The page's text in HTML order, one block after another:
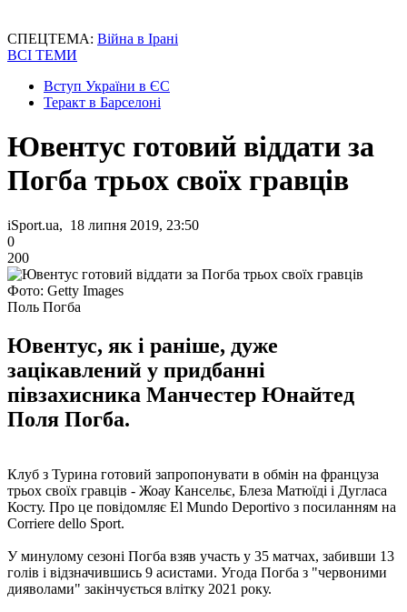
СПЕЦТЕМА: Війна в Ірані
ВСІ ТЕМИ
Вступ України в ЄС
Теракт в Барселоні
Ювентус готовий віддати за
Погба трьох своїх гравців
iSport.ua, 18 липня 2019, 23:50
0
200
Фото: Getty Images
Поль Погба
Ювентус, як і раніше, дуже
зацікавлений у придбанні
півзахисника Манчестер Юнайтед
Поля Погба.
Клуб з Турина готовий запропонувати в обмін на француза
трьох своїх гравців - Жоау Кансельє, Блеза Матюїді і Дугласа
Косту. Про це повідомляє El Mundo Deportivo з посиланням на
Corriere dello Sport.
У минулому сезоні Погба взяв участь у 35 матчах, забивши 13
голів і відзначившись 9 асистами. Угода Погба з "червоними
дияволами" закінчується влітку 2021 року.